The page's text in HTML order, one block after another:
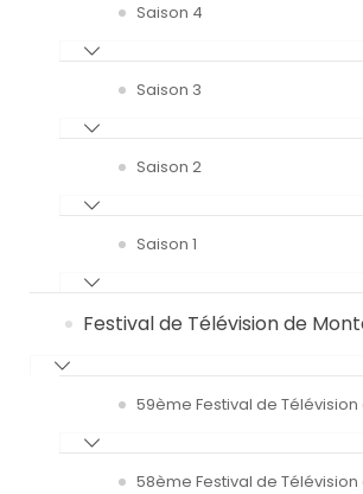
Saison 4
Saison 3
Saison 2
Saison 1
Festival de Télévision de
59ème Festival de
58ème Festival de